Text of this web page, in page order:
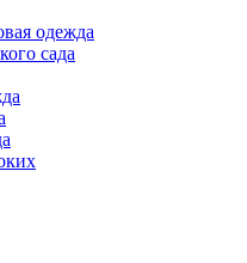
одежда
сада